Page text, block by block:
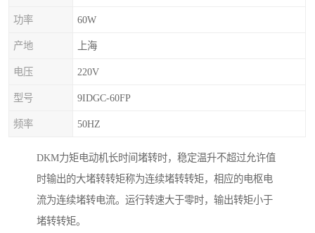
功率 60W
产地 上海
电压 220V
型号 9IDGC-60FP
频率 50HZ
DKM力矩电动机长时间堵转时，稳定温升不超过允许值
时输出的大堵转转矩称为连续堵转转矩，相应的电枢电
流为连续堵转电流。运行转速大于零时，输出转矩小于
堵转转矩。